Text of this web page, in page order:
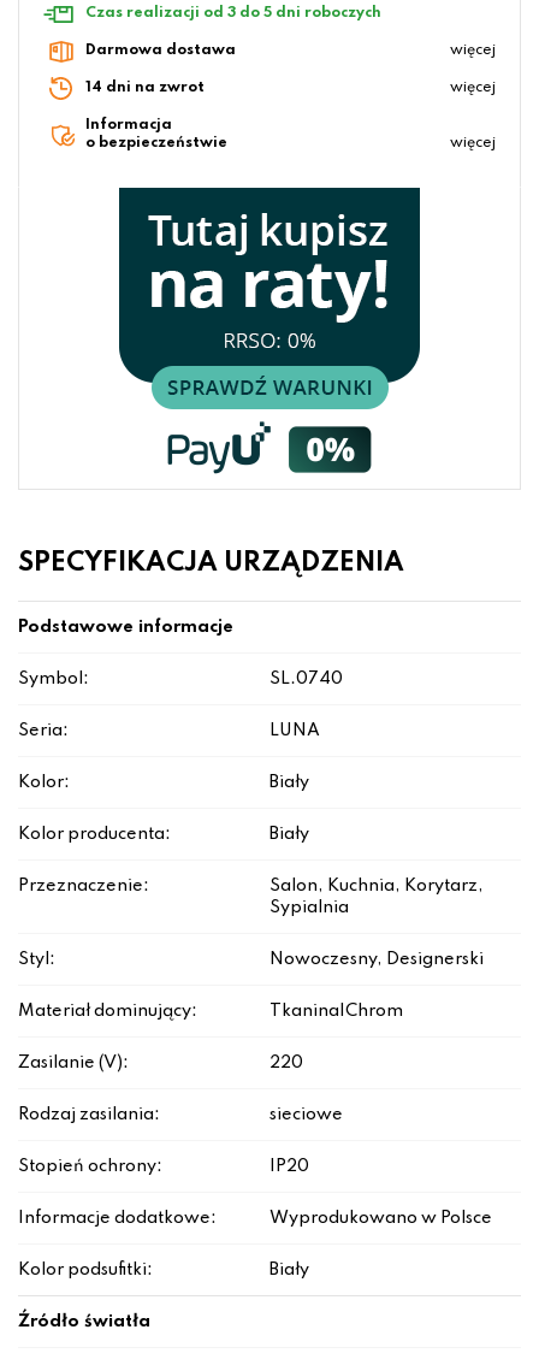
Czas realizacji od 3 do 5 dni roboczych
Darmowa dostawa więcej
14 dni na zwrot więcej
Informacja
o bezpieczeństwie
więcej
SPECYFIKACJA URZĄDZENIA
Podstawowe informacje
Symbol: SL.0740
Seria: LUNA
Kolor: Biały
Kolor producenta: Biały
Przeznaczenie:
Salon, Kuchnia, Korytarz,
Sypialnia
Styl: Nowoczesny, Designerski
Materiał dominujący: Tkanina|Chrom
Zasilanie (V): 220
Rodzaj zasilania: sieciowe
Stopień ochrony: IP20
Informacje dodatkowe: Wyprodukowano w Polsce
Kolor podsufitki: Biały
Źródło światła